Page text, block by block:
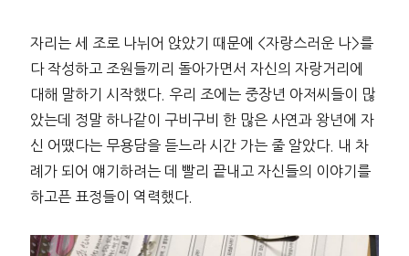
자리는 세 조로 나뉘어 앉았기 때문에 <자랑스러운 나>를
다 작성하고 조원들끼리 돌아가면서 자신의 자랑거리에
대해 말하기 시작했다. 우리 조에는 중장년 아저씨들이 많
았는데 정말 하나같이 구비구비 한 많은 사연과 왕년에 자
신 어땠다는 무용담을 듣느라 시간 가는 줄 알았다. 내 차
례가 되어 얘기하려는 데 빨리 끝내고 자신들의 이야기를
하고픈 표정들이 역력했다.